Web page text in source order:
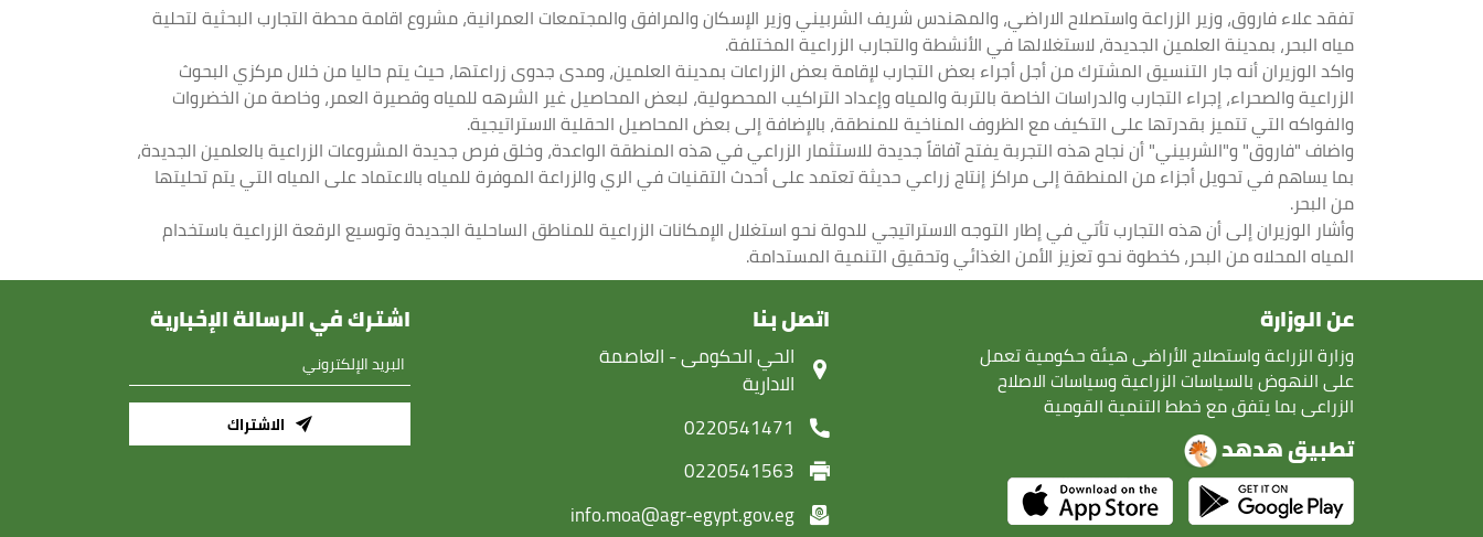
تفقد علاء فاروق، وزير الزراعة واستصلاح الاراضي، والمهندس شريف الشربيني وزير الإسكان والمرافق والمجتمعات العمرانية، مشروع اقامة محطة التجارب البحثية لتحلية
مياه البحر، بمدينة العلمين الجديدة، لاستغلالها في الأنشطة والتجارب الزراعية المختلفة.
واكد الوزيران أنه جار التنسيق المشترك من أجل أجراء بعض التجارب لإقامة بعض الزراعات بمدينة العلمين، ومدى جدوى زراعتها، حيث يتم حاليا من خلال مركزي البحوث
الزراعية والصحراء، إجراء التجارب والدراسات الخاصة بالتربة والمياه وإعداد التراكيب المحصولية، لبعض المحاصيل غير الشرهه للمياه وقصيرة العمر، وخاصة من الخضروات
والفواكه التي تتميز بقدرتها على التكيف مع الظروف المناخية للمنطقة، بالإضافة إلى بعض المحاصيل الحقلية الاستراتيجية.
واضاف "فاروق" و"الشربيني" أن نجاح هذه التجربة يفتح آفاقاً جديدة للاستثمار الزراعي في هذه المنطقة الواعدة، وخلق فرص جديدة المشروعات الزراعية بالعلمين الجديدة،
بما يساهم في تحويل أجزاء من المنطقة إلى مراكز إنتاج زراعي حديثة تعتمد على أحدث التقنيات في الري والزراعة الموفرة للمياه بالاعتماد على المياه التي يتم تحليتها
من البحر.
وأشار الوزيران إلى أن هذه التجارب تأتي في إطار التوجه الاستراتيجي للدولة نحو استغلال الإمكانات الزراعية للمناطق الساحلية الجديدة وتوسيع الرقعة الزراعية باستخدام
المياه المحلاه من البحر، كخطوة نحو تعزيز الأمن الغذائي وتحقيق التنمية المستدامة.
عن الوزارة
وزارة الزراعة واستصلاح الأراضى هيئة حكومية تعمل
على النهوض بالسياسات الزراعية وسياسات الاصلاح
الزراعى بما يتفق مع خطط التنمية القومية
تطبيق هدهد
اتصل بنا
‏الحي الحكومى - العاصمة
الادارية
0220541471
0220541563
info.moa@agr-egypt.gov.eg
اشترك في الرسالة الإخبارية
الاشتراك